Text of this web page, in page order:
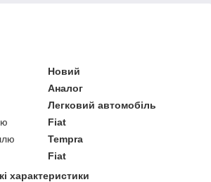
Новий
Аналог
Легковий автомобіль
Fiat
Tempra
Fiat
характеристики